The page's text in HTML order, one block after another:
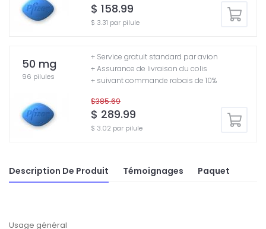
$ 158.99
$ 3.31 par pilule
50 mg
96 pilules
$385.69
$ 289.99
$ 3.02 par pilule
+ Service gratuit standard par avion
+ Assurance de livraison du colis
+ suivant commande rabais de 10%
Description De Produit Témoignages Paquet
Usage général